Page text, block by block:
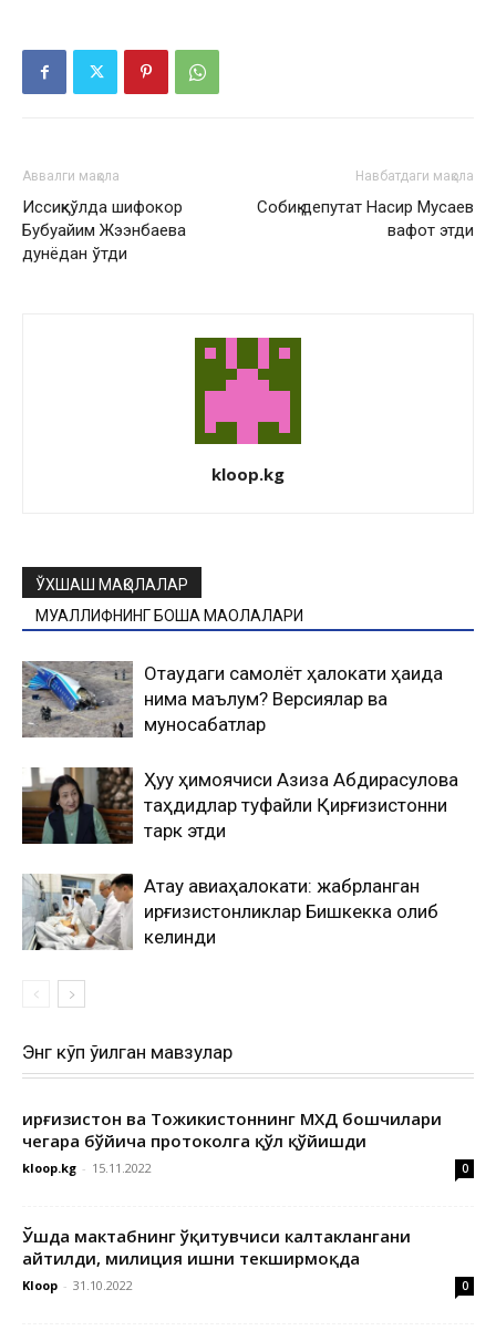
Аввалги мақола
Иссиқкўлда шифокор
Бубуайим Жээнбаева
дунёдан ўтди
Навбатдаги мақола
Собиқ депутат Насир Мусаев
вафот этди
kloop.kg
ЎХШАШ МАҚОЛАЛАР
МУАЛЛИФНИНГ БОШҚА МАҚОЛАЛАРИ
Оқтаудаги самолёт ҳалокати ҳақида
нима маълум? Версиялар ва
муносабатлар
Ҳуқуқ ҳимоячиси Азиза Абдирасулова
таҳдидлар туфайли Қирғизистонни
тарк этди
Ақтау авиаҳалокати: жабрланган
қирғизистонликлар Бишкекка олиб
келинди
Энг кўп ўқилган мавзулар
Қирғизистон ва Тожикистоннинг МХДҚ бошчилари
чегара бўйича протоколга қўл қўйишди
kloop.kg - 15.11.2022 0
Ўшда мактабнинг ўқитувчиси калтаклангани
айтилди, милиция ишни текширмоқда
Kloop - 31.10.2022 0